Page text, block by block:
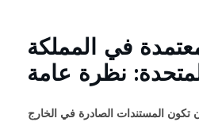
في المملكة
نظرة عامة
تكون المستندات الصادرة في الخارج